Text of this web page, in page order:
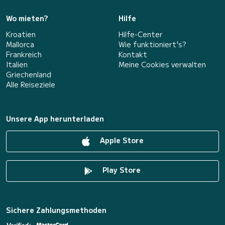
Wo mieten?
Kroatien
Mallorca
Frankreich
Italien
Griechenland
Alle Reiseziele
Hilfe
Hilfe-Center
Wie funktioniert's?
Kontakt
Meine Cookies verwalten
Unsere App herunterladen
Apple Store
Play Store
Sichere Zahlungsmethoden